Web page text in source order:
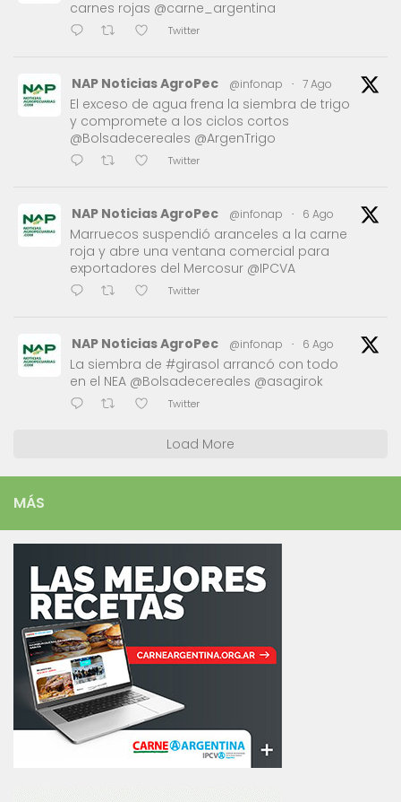
carnes rojas @carne_argentina
Twitter
NAP Noticias AgroPec @infonap · 7 Ago
El exceso de agua frena la siembra de trigo
y compromete a los ciclos cortos
@Bolsadecereales @ArgenTrigo
Twitter
NAP Noticias AgroPec @infonap · 6 Ago
Marruecos suspendió aranceles a la carne
roja y abre una ventana comercial para
exportadores del Mercosur @IPCVA
Twitter
NAP Noticias AgroPec @infonap · 6 Ago
La siembra de #girasol arrancó con todo
en el NEA @Bolsadecereales @asagirok
Twitter
Load More
MÁS